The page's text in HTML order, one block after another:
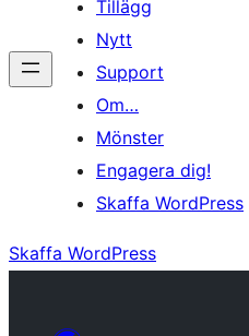
Tillägg
Nytt
Support
Om…
Mönster
Engagera dig!
Skaffa WordPress
Skaffa WordPress